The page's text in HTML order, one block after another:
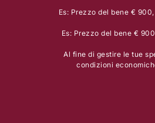
Es: Prezzo del bene €
Es: Prezzo del bene €
Al fine di gestire le tue
condizioni